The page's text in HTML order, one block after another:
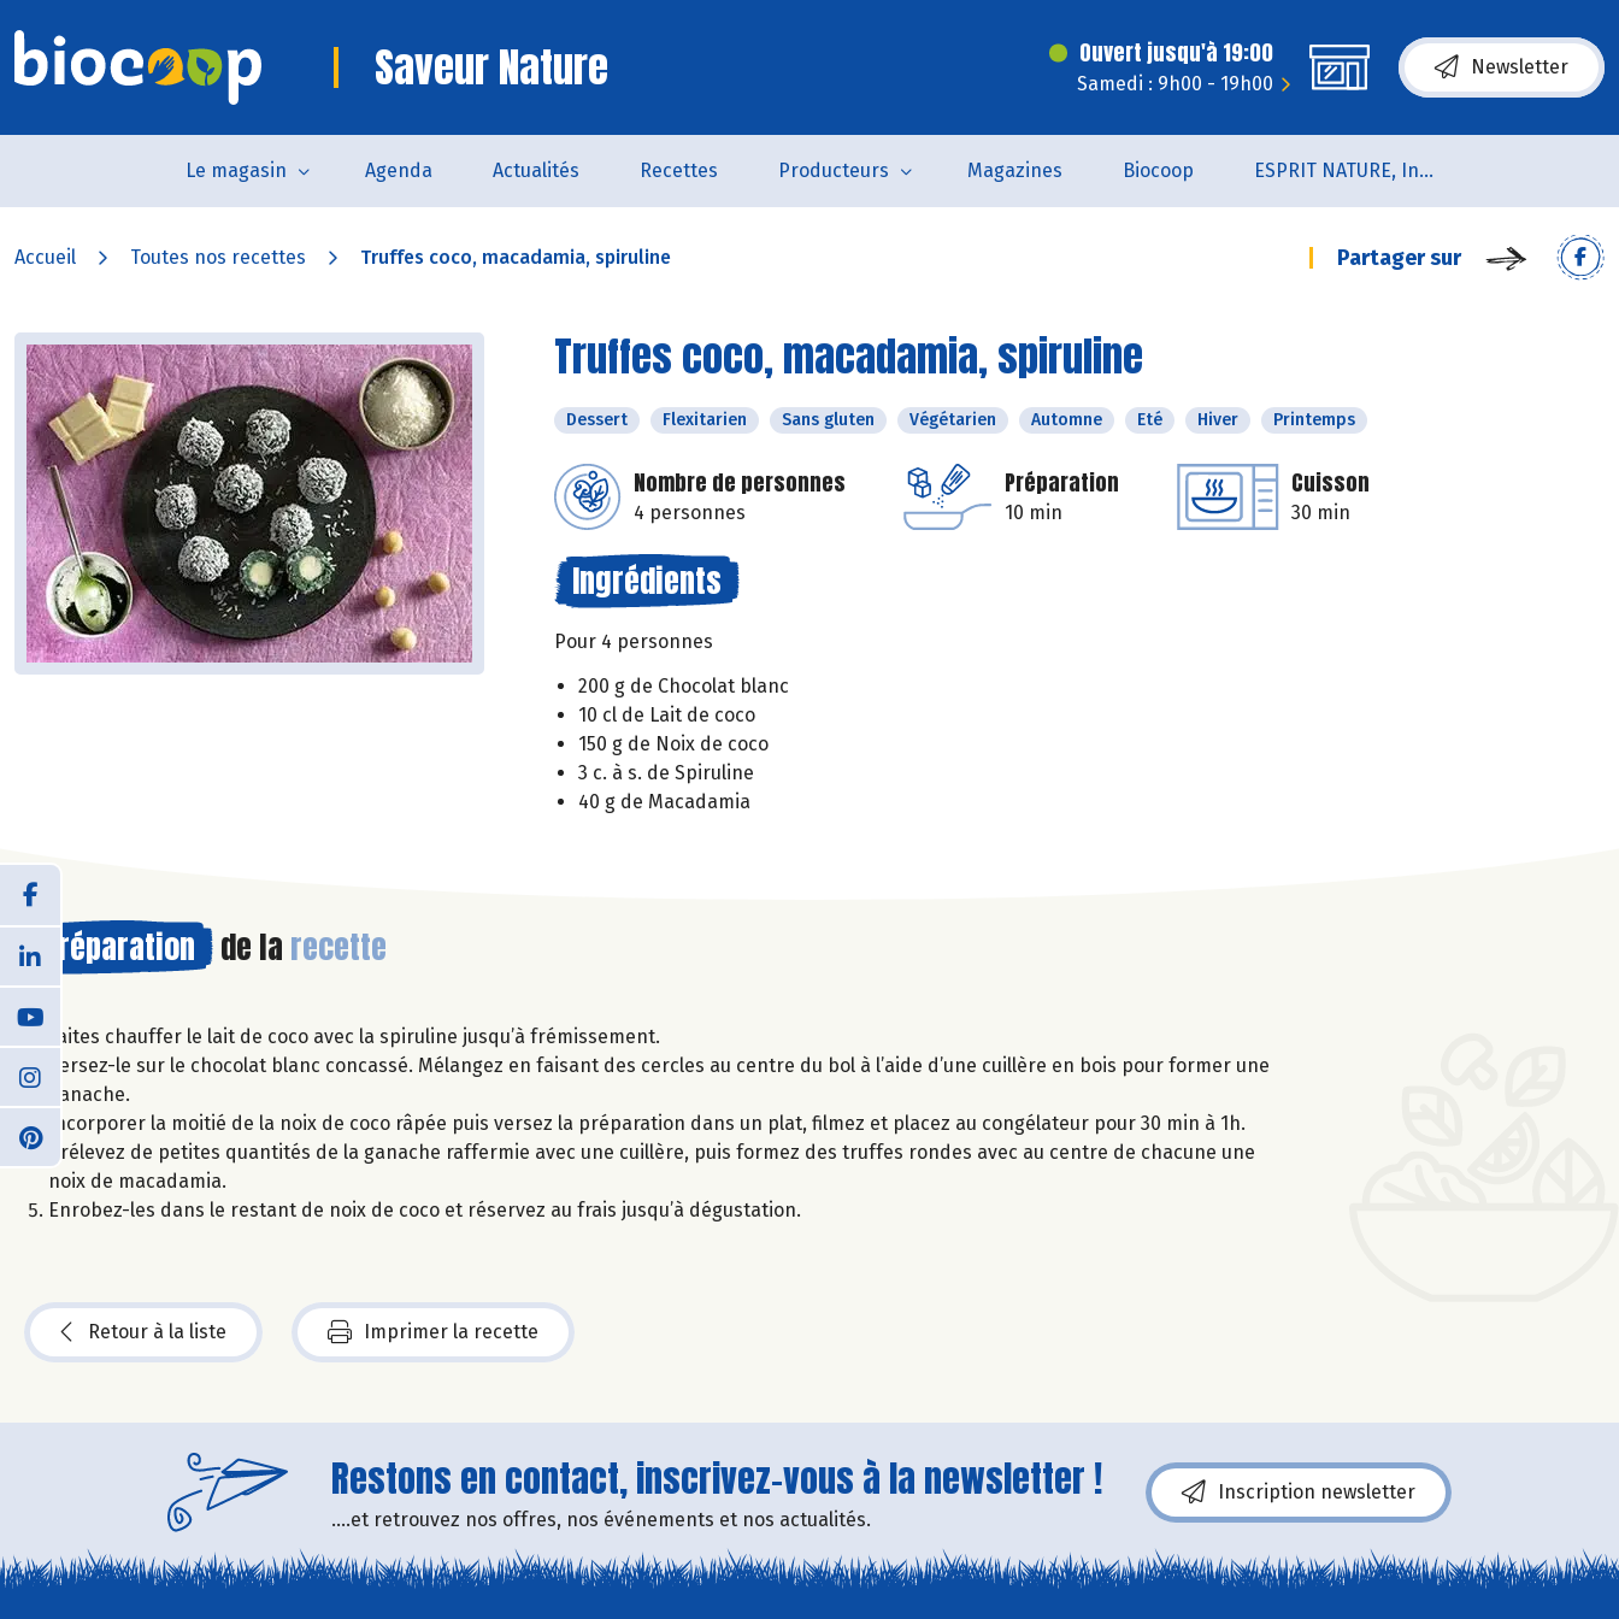
Saveur Nature Ouvert jusqu'à 19:00
Samedi : 9h00 - 19h00
Newsletter
Le magasin Agenda Actualités Recettes Producteurs Magazines Biocoop ESPRIT NATURE, Institut de Beauté et de Bien-être
Accueil Toutes nos recettes Truffes coco, macadamia, spiruline Partager sur
Truffes coco, macadamia, spiruline
Dessert Flexitarien Sans gluten Végétarien Automne Eté Hiver Printemps
Nombre de personnes
4 personnes
Préparation
10 min
Cuisson
30 min
Ingrédients
Pour 4 personnes
200 g de Chocolat blanc
10 cl de Lait de coco
150 g de Noix de coco
3 c. à s. de Spiruline
40 g de Macadamia
Préparation de la recette
Faites chauffer le lait de coco avec la spiruline jusqu’à frémissement.
Versez-le sur le chocolat blanc concassé. Mélangez en faisant des cercles au centre du bol à l’aide d’une cuillère en bois pour former une
ganache.
Incorporer la moitié de la noix de coco râpée puis versez la préparation dans un plat, filmez et placez au congélateur pour 30 min à 1h.
Prélevez de petites quantités de la ganache raffermie avec une cuillère, puis formez des truffes rondes avec au centre de chacune une
noix de macadamia.
Enrobez-les dans le restant de noix de coco et réservez au frais jusqu’à dégustation.
Retour à la liste Imprimer la recette
Restons en contact, inscrivez-vous à la newsletter !
....et retrouvez nos offres, nos événements et nos actualités.
Inscription newsletter